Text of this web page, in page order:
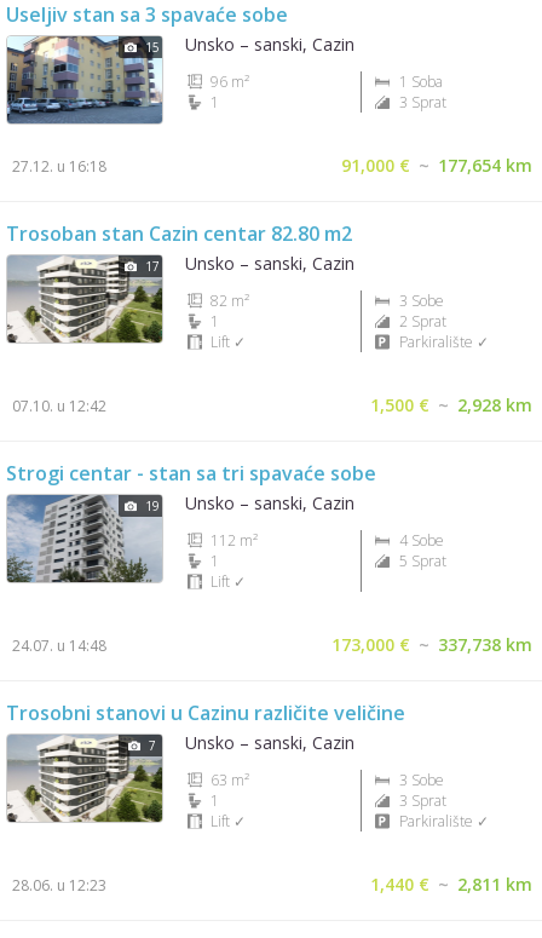
Useljiv stan sa 3 spavaće sobe
15 Unsko – sanski, Cazin
96 m²
1 Soba
1
3 Sprat
91,000 € ~ 177,654 km
27.12. u 16:18
Trosoban stan Cazin centar 82.80 m2
17 Unsko – sanski, Cazin
82 m²
3 Sobe
1
2 Sprat
Lift ✓
Parkiralište ✓
1,500 € ~ 2,928 km
07.10. u 12:42
Strogi centar - stan sa tri spavaće sobe
19 Unsko – sanski, Cazin
112 m²
4 Sobe
1
5 Sprat
Lift ✓
173,000 € ~ 337,738 km
24.07. u 14:48
Trosobni stanovi u Cazinu različite veličine
7 Unsko – sanski, Cazin
63 m²
3 Sobe
1
3 Sprat
Lift ✓
Parkiralište ✓
1,440 € ~ 2,811 km
28.06. u 12:23